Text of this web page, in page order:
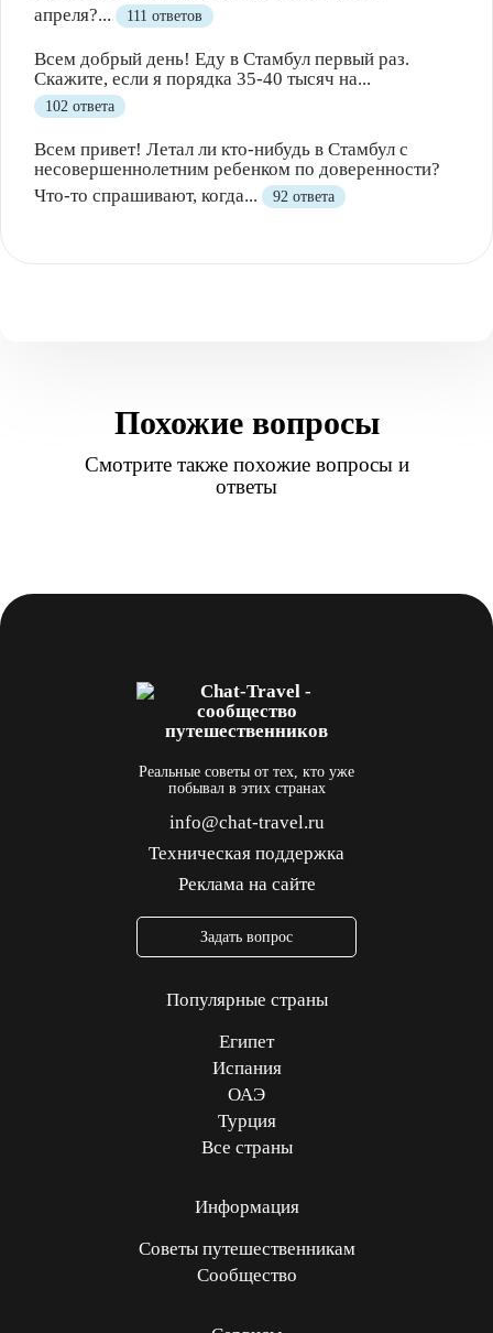
апреля?...
111 ответов
Всем добрый день! Еду в Стамбул первый раз.
Скажите, если я порядка 35-40 тысяч на...
102 ответа
Всем привет! Летал ли кто-нибудь в Стамбул с
несовершеннолетним ребенком по доверенности?
Что-то спрашивают, когда...
92 ответа
Похожие вопросы
Смотрите также похожие вопросы и
ответы
Реальные советы от тех, кто уже
побывал в этих странах
info@chat-travel.ru
Техническая поддержка
Реклама на сайте
Задать вопрос
Популярные страны
Египет
Испания
ОАЭ
Турция
Все страны
Информация
Советы путешественникам
Сообщество